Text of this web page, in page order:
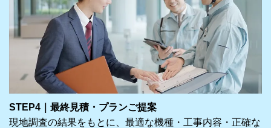
STEP4｜最終見積・プランご提案
現地調査の結果をもとに、最適な機種・工事内容・正確な